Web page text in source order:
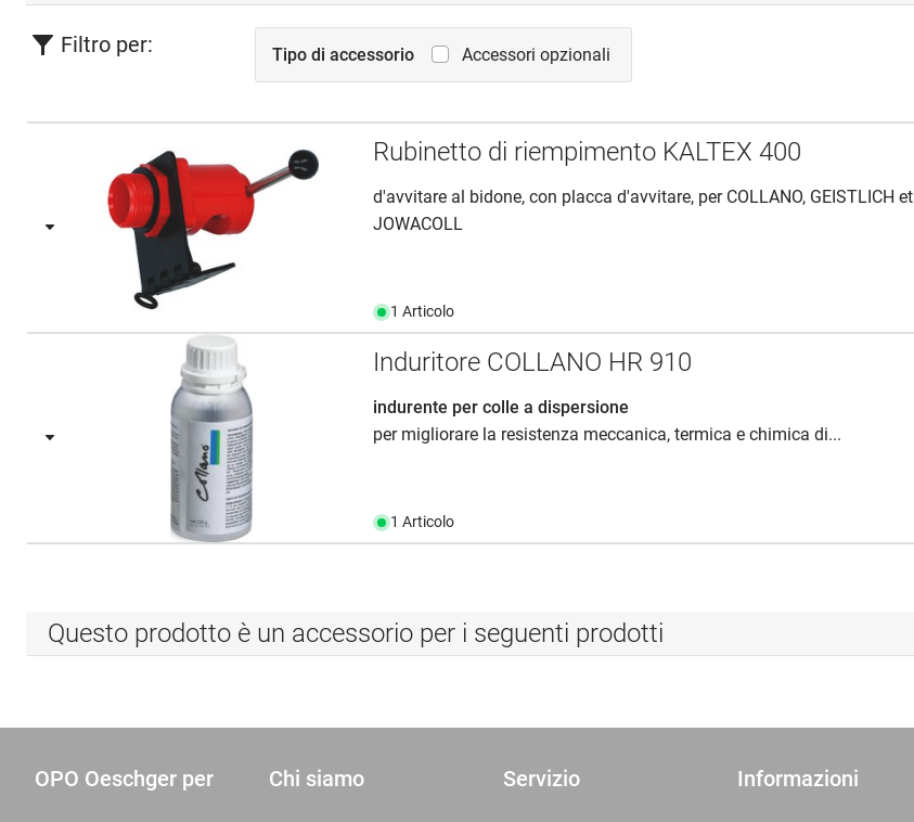
Filtro per: Tipo di accessorio Accessori opzionali
Rubinetto di riempimento KALTEX 400
d'avvitare al bidone, con placca d'avvitare, per COLLANO, GEISTLICH et
JOWACOLL
1 Articolo
Induritore COLLANO HR 910
indurente per colle a dispersione
per migliorare la resistenza meccanica, termica e chimica di...
1 Articolo
Questo prodotto è un accessorio per i seguenti prodotti
OPO Oeschger per Chi siamo Servizio Informazioni